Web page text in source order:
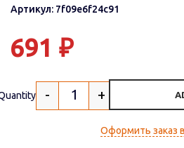
Артикул: 7f09e6f24c91
691 ₽
- +
Оформить заказ